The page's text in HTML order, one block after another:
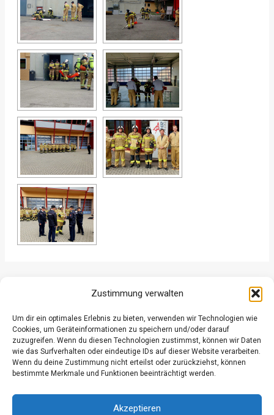
Zustimmung verwalten
Um dir ein optimales Erlebnis zu bieten, verwenden wir Technologien wie
Cookies, um Geräteinformationen zu speichern und/oder darauf
zuzugreifen. Wenn du diesen Technologien zustimmst, können wir Daten
wie das Surfverhalten oder eindeutige IDs auf dieser Website verarbeiten.
Wenn du deine Zustimmung nicht erteilst oder zurückziehst, können
bestimmte Merkmale und Funktionen beeinträchtigt werden.
Akzeptieren
Datenschutz
Impressum